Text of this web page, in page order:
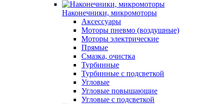
Наконечники, микромоторы
Аксессуары
Моторы пневмо (воздушные)
Моторы электрические
Прямые
Смазка, очистка
Турбинные
Турбинные с подсветкой
Угловые
Угловые повышающие
Угловые с подсветкой